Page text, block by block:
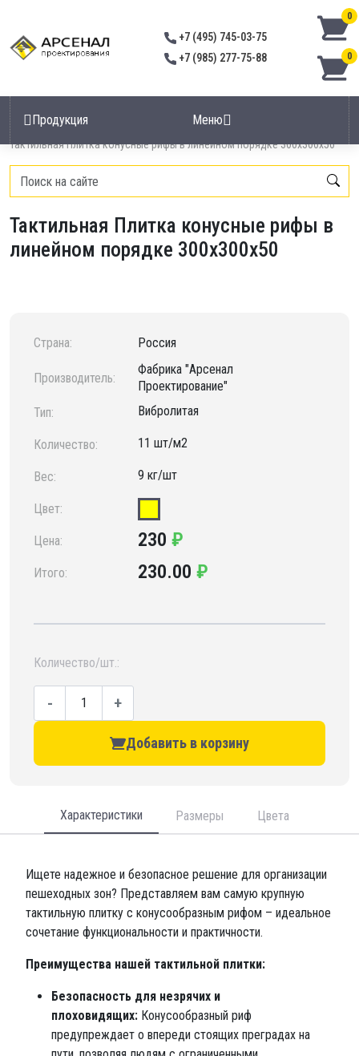
+7 (495) 745-03-75
+7 (985) 277-75-88
0
0
Продукция Меню
Главная Тактильная плитка
Тактильная Плитка конусные рифы в линейном порядке 300х300х50
Тактильная Плитка конусные рифы в
линейном порядке 300х300х50
Страна: Россия
Производитель:
Фабрика "Арсенал
Проектирование"
Тип:
Вибролитая
Количество: 11 шт/м2
Вес: 9 кг/шт
Цвет:
Цена: 230 ₽
Итого: 230.00 ₽
Количество/шт.:
- +
Добавить в корзину
Характеристики Размеры Цвета
Ищете надежное и безопасное решение для организации
пешеходных зон? Представляем вам самую крупную
тактильную плитку с конусообразным рифом – идеальное
сочетание функциональности и практичности.
Преимущества нашей тактильной плитки:
Безопасность для незрячих и
плоховидящих: Конусообразный риф
предупреждает о впереди стоящих преградах на